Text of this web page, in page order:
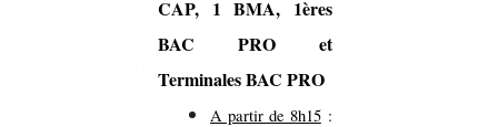
CAP, 1 BMA, 1ères
BAC PRO et
Terminales BAC PRO
A partir de 8h15:
exclusives du traitement de ma demande de contact.